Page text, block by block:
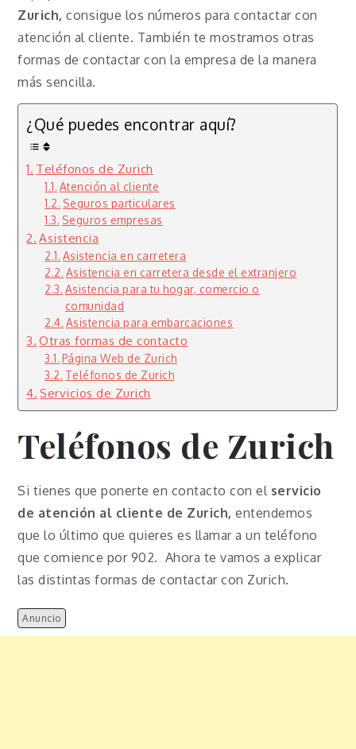
Zurich,consigue los números para contactar con
atención al cliente. También te mostramos otras
formas de contactar con la empresa de la manera
más sencilla.
¿Qué puedes encontrar aquí?
Teléfonos de Zurich
Atención al cliente
Seguros particulares
Seguros empresas
Asistencia
Asistencia en carretera
Asistencia en carretera desde el extranjero
Asistencia para tu hogar, comercio o
comunidad
Asistencia para embarcaciones
Otras formas de contacto
Página Web de Zurich
Teléfonos de Zurich
Servicios de Zurich
Teléfonos de Zurich
Si tienes que ponerte en contacto con el servicio
de atención al cliente de Zurich, entendemos
que lo último que quieres es llamar a un teléfono
que comience por 902. Ahora te vamos a explicar
las distintas formas de contactar con Zurich.
Anuncio